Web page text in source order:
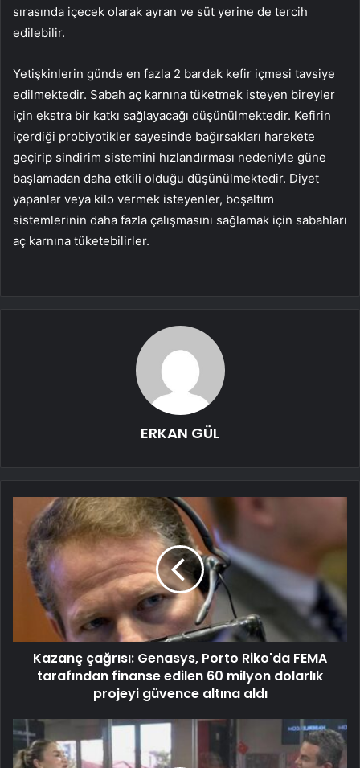
sırasında içecek olarak ayran ve süt yerine de tercih
edilebilir.
Yetişkinlerin günde en fazla 2 bardak kefir içmesi tavsiye
edilmektedir. Sabah aç karnına tüketmek isteyen bireyler
için ekstra bir katkı sağlayacağı düşünülmektedir. Kefirin
içerdiği probiyotikler sayesinde bağırsakları harekete
geçirip sindirim sistemini hızlandırması nedeniyle güne
başlamadan daha etkili olduğu düşünülmektedir. Diyet
yapanlar veya kilo vermek isteyenler, boşaltım
sistemlerinin daha fazla çalışmasını sağlamak için sabahları
aç karnına tüketebilirler.
ERKAN GÜL
Kazanç çağrısı: Genasys, Porto Riko'da FEMA
tarafından finanse edilen 60 milyon dolarlık
projeyi güvence altına aldı